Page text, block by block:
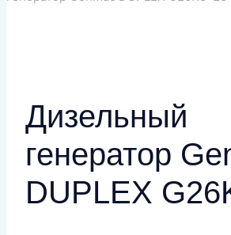
Дизельный
генератор
DUPLEX